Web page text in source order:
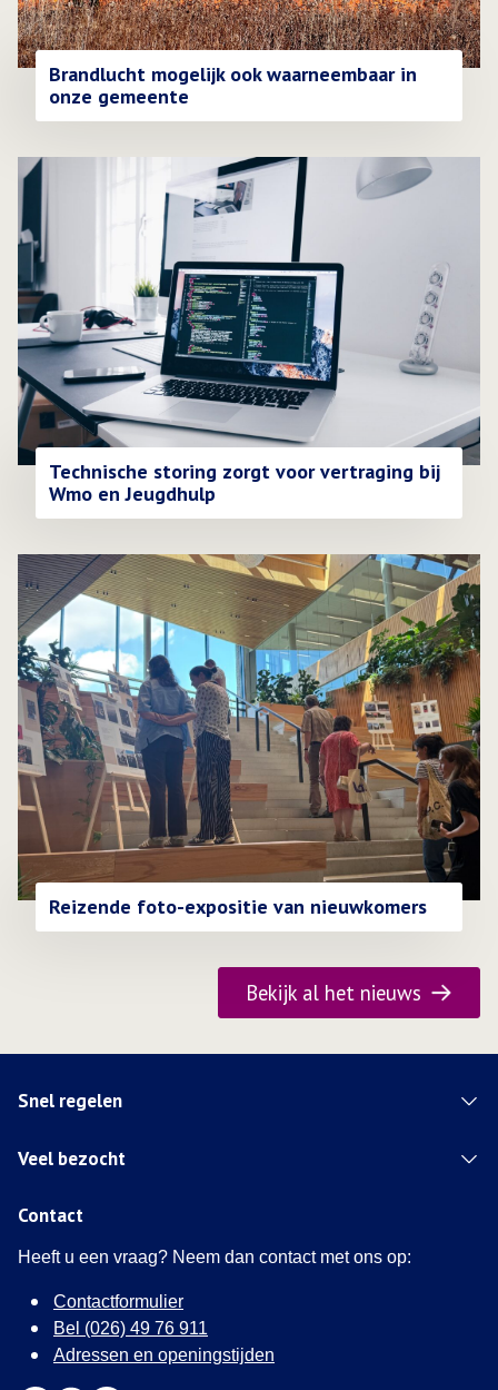
Brandlucht mogelijk ook waarneembaar in
onze gemeente
Technische storing zorgt voor vertraging bij
Wmo en Jeugdhulp
Lees meer over Technische storing zorgt voor vertraging bij
Reizende foto-expositie van nieuwkomers
Lees meer over Reizende foto-expositie van nieuwkomers
Bekijk al het nieuws
Snel regelen
Veel bezocht
Contact
Heeft u een vraag? Neem dan contact met ons op:
Contactformulier
Bel (026) 49 76 911
Adressen en openingstijden